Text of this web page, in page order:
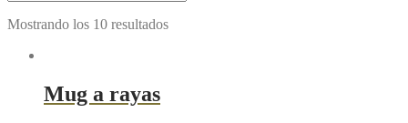
Mostrando los 10 resultados
Mug a rayas